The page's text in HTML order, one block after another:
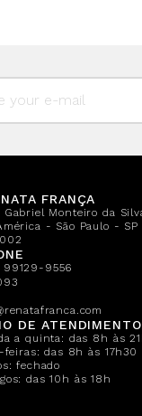
FRANÇA
Gabriel Monteiro da
- São Paulo - SP
99129-9556
DE
a quinta: das 8h às
feiras: das 8h às 17h30
fechado
das 10h às 18h